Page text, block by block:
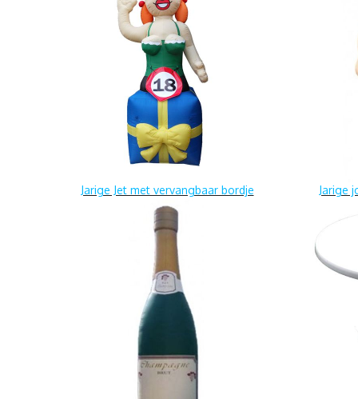
Jarige Jet met vervangbaar bordje Jarige